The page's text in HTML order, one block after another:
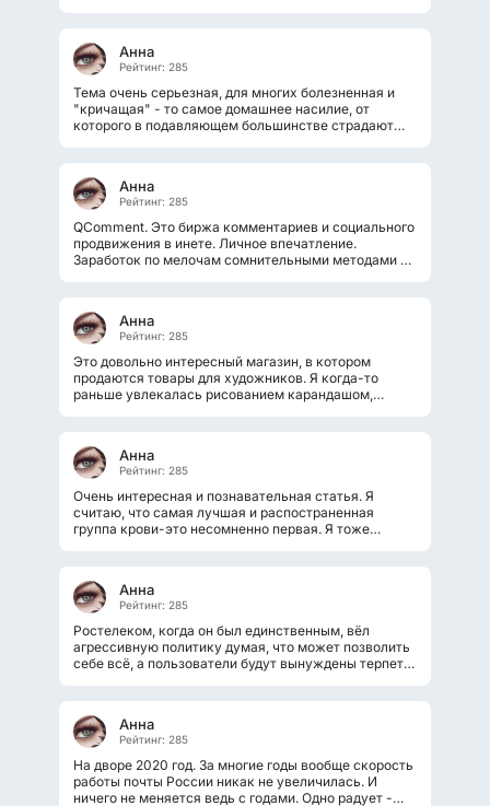
Анна
Рейтинг: 285
Тема очень серьезная, для многих болезненная и
"кричащая" - то самое домашнее насилие, от
которого в подавляющем большинстве страдают
Анна
Рейтинг: 285
QComment. Это биржа комментариев и социального
продвижения в инете. Личное впечатление.
Заработок по мелочам сомнительными методами -
Анна
Рейтинг: 285
Это довольно интересный магазин, в котором
продаются товары для художников. Я когда-то
раньше увлекалась рисованием карандашом,
Анна
Рейтинг: 285
Очень интересная и познавательная статья. Я
считаю, что самая лучшая и распостраненная
группа крови-это несомненно первая. Я тоже
Анна
Рейтинг: 285
Ростелеком, когда он был единственным, вёл
агрессивную политику думая, что может позволить
себе всё, а пользователи будут вынуждены терпеть.
Анна
Рейтинг: 285
На дворе 2020 год. За многие годы вообще скорость
работы почты России никак не увеличилась. И
ничего не меняется ведь с годами. Одно радует -